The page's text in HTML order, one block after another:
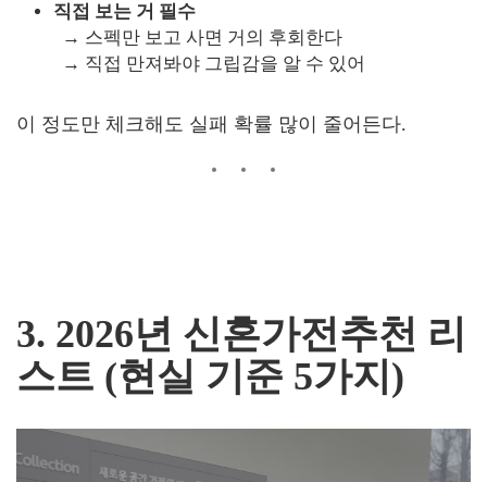
직접 보는 거 필수
→ 스펙만 보고 사면 거의 후회한다
→ 직접 만져봐야 그립감을 알 수 있어
이 정도만 체크해도 실패 확률 많이 줄어든다.
3. 2026년 신혼가전추천 리
스트 (현실 기준 5가지)